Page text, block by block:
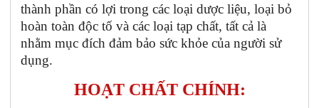
thành phần có lợi trong các loại dược liệu, loại bỏ
hoàn toàn độc tố và các loại tạp chất, tất cả là
nhằm mục đích đảm bảo sức khỏe của người sử
dụng.
HOẠT CHẤT CHÍNH: